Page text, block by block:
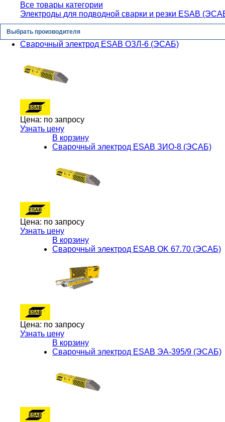
Все товары категории
Электроды для подводной сварки и резки ESAB
Выбрать производителя
Сварочный электрод ESAB ОЗЛ-6 (ЭСАБ)
Цена: по запросу
Узнать цену
В корзину
Сварочный электрод ESAB ЗИО-8 (ЭСАБ)
Цена: по запросу
Узнать цену
В корзину
Сварочный электрод ESAB OK 67.70 (ЭСАБ)
Цена: по запросу
Узнать цену
В корзину
Сварочный электрод ESAB ЭА-395/9 (ЭСАБ)